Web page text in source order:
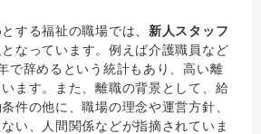
する福祉の職場では、 新人スタッフ
なっています。例えば介護職員など
で辞めるという統計もあり、高い離
ます。また、離職の背景として、給
件の他に、職場の理念や運営方針、
い、人間関係などが指摘されていま